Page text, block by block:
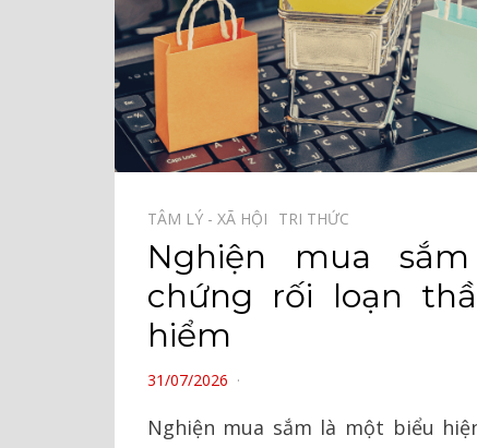
TÂM LÝ - XÃ HỘI⠀ TRI THỨC⠀
Nghiện mua
chứng rối loạn
hiểm
POSTED
31/07/2026
Nghiện mua sắm là một biểu